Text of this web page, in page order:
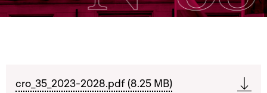
cro_35_2023-2028.pdf (8.25 MB)